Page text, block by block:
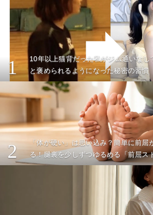
1
10年以上猫背だった私がジム通いなし
と褒められるようになった秘密の習慣
2
「体が硬い」は思い込み？簡単に前屈
る！腿裏を少しずつゆるめる「前屈ス